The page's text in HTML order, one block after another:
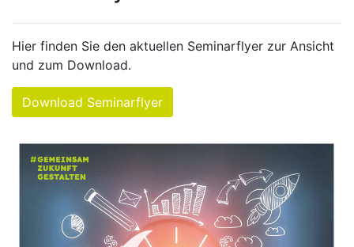
Hier finden Sie den aktuellen Seminarflyer zur Ansicht
und zum Download.
Download Seminarflyer